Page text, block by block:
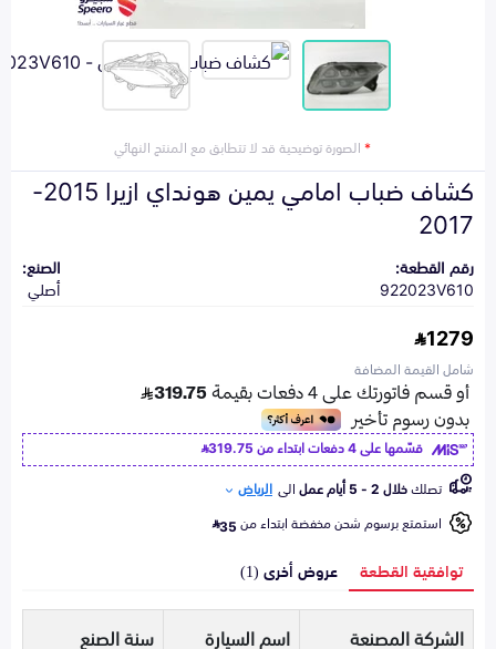
*الصورة توضيحية قد لا تتطابق مع المنتج النهائي
كشاف ضباب امامي يمين هونداي ازيرا 2015-
2017
رقم القطعة:
922023V610
الصنع:
أصلي
1279
شامل القيمة المضافة
قسّمها على 4 دفعات ابتداء من
319.75
تصلكخلال 2 - 5 أيام عمل الى الرياض
استمتع برسوم شحن مخفضة ابتداء من35
توافقية القطعة عروض أخرى (1)
الشركة المصنعة اسم السيارة
سنة الصنع